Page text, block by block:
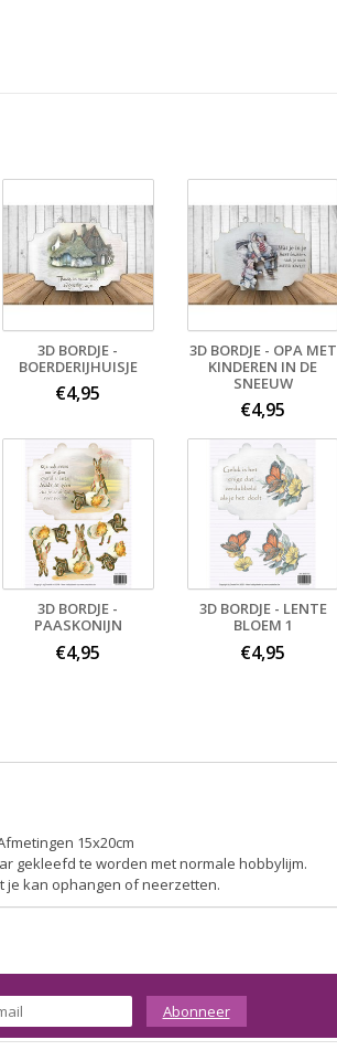
3D BORDJE -
BOERDERIJHUISJE
€4,95
3D BORDJE - OPA MET
KINDEREN IN DE
SNEEUW
€4,95
3D BORDJE -
PAASKONIJN
€4,95
3D BORDJE - LENTE
BLOEM 1
€4,95
15x20cm
gekleefd te worden met normale hobbylijm.
je kan ophangen of neerzetten.
Abonneer